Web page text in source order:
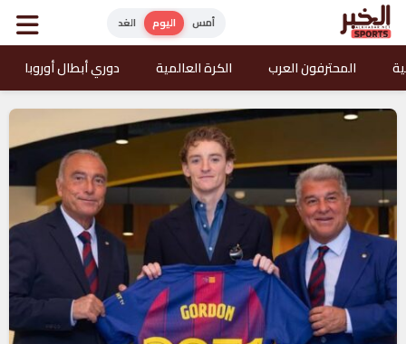
أمس اليوم الغد
المحترفون العرب الكرة العالمية دوري أبطال أوروبا